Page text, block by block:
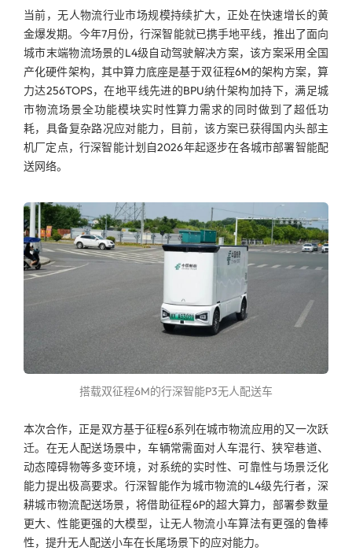
当前，无人物流行业市场规模持续扩大，正处在快速增长的黄
金爆发期。今年7月份，行深智能就已携手地平线，推出了面向
城市末端物流场景的L4级自动驾驶解决方案，该方案采用全国
产化硬件架构，其中算力底座是基于双征程6M的架构方案，算
力达256TOPS，在地平线先进的BPU纳什架构加持下，满足城
市物流场景全功能模块实时性算力需求的同时做到了超低功
耗，具备复杂路况应对能力，目前，该方案已获得国内头部主
机厂定点，行深智能计划自2026年起逐步在各城市部署智能配
送网络。
搭载双征程6M的行深智能P3无人配送车
本次合作，正是双方基于征程6系列在城市物流应用的又一次跃
迁。在无人配送场景中，车辆常需面对人车混行、狭窄巷道、
动态障碍物等多变环境，对系统的实时性、可靠性与场景泛化
能力提出极高要求。行深智能作为城市物流的L4级先行者，深
耕城市物流配送场景，将借助征程6P的超大算力，部署参数量
更大、性能更强的大模型，让无人物流小车算法有更强的鲁棒
性，提升无人配送小车在长尾场景下的应对能力。